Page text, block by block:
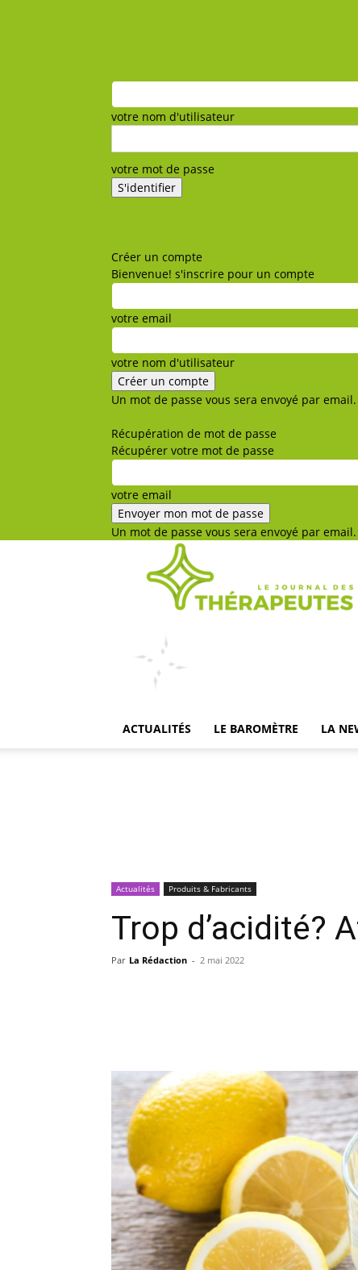
votre nom d'utilisateur
votre mot de passe
Créer un compte
Bienvenue! s'inscrire pour un compte
votre email
votre nom d'utilisateur
Un mot de passe vous sera envoyé par email.
Récupération de mot de passe
Récupérer votre mot de passe
votre email
Un mot de passe vous sera envoyé par email.
ACTUALITÉS LE BAROMÈTRE LA
Actualités Produits & Fabricants
Trop d’acidité?
Par La Rédaction - 2 mai 2022